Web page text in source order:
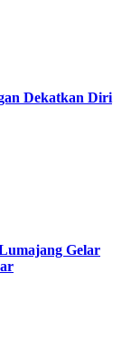
Dekatkan Diri
Gelar